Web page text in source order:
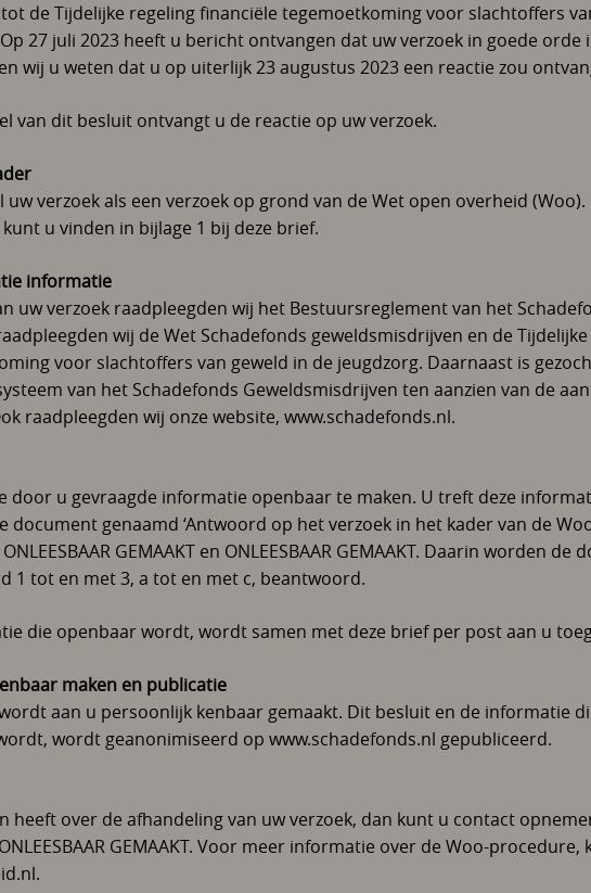
de Tijdelijke regeling financiële tegemoetkoming voor slachtoffers
27 juli 2023 heeft u bericht ontvangen dat uw verzoek in goede orde
wij u weten dat u op uiterlijk 23 augustus 2023 een reactie zou
van dit besluit ontvangt u de reactie op uw verzoek.
uw verzoek als een verzoek op grond van de Wet open overheid
u vinden in bijlage 1 bij deze brief.
informatie
uw verzoek raadpleegden wij het Bestuursreglement van het
wij de Wet Schadefonds geweldsmisdrijven en de
voor slachtoffers van geweld in de jeugdzorg. Daarnaast is
van het Schadefonds Geweldsmisdrijven ten aanzien van de
raadpleegden wij onze website, www.schadefonds.nl.
door u gevraagde informatie openbaar te maken. U treft deze
document genaamd ‘Antwoord op het verzoek in het kader van de
GEMAAKT en ONLEESBAAR GEMAAKT. Daarin worden
1 tot en met 3, a tot en met c, beantwoord.
die openbaar wordt, wordt samen met deze brief per post aan u
maken en publicatie
aan u persoonlijk kenbaar gemaakt. Dit besluit en de informatie
wordt geanonimiseerd op www.schadefonds.nl gepubliceerd.
heeft over de afhandeling van uw verzoek, dan kunt u contact
ONLEESBAAR GEMAAKT. Voor meer informatie over de Woo-